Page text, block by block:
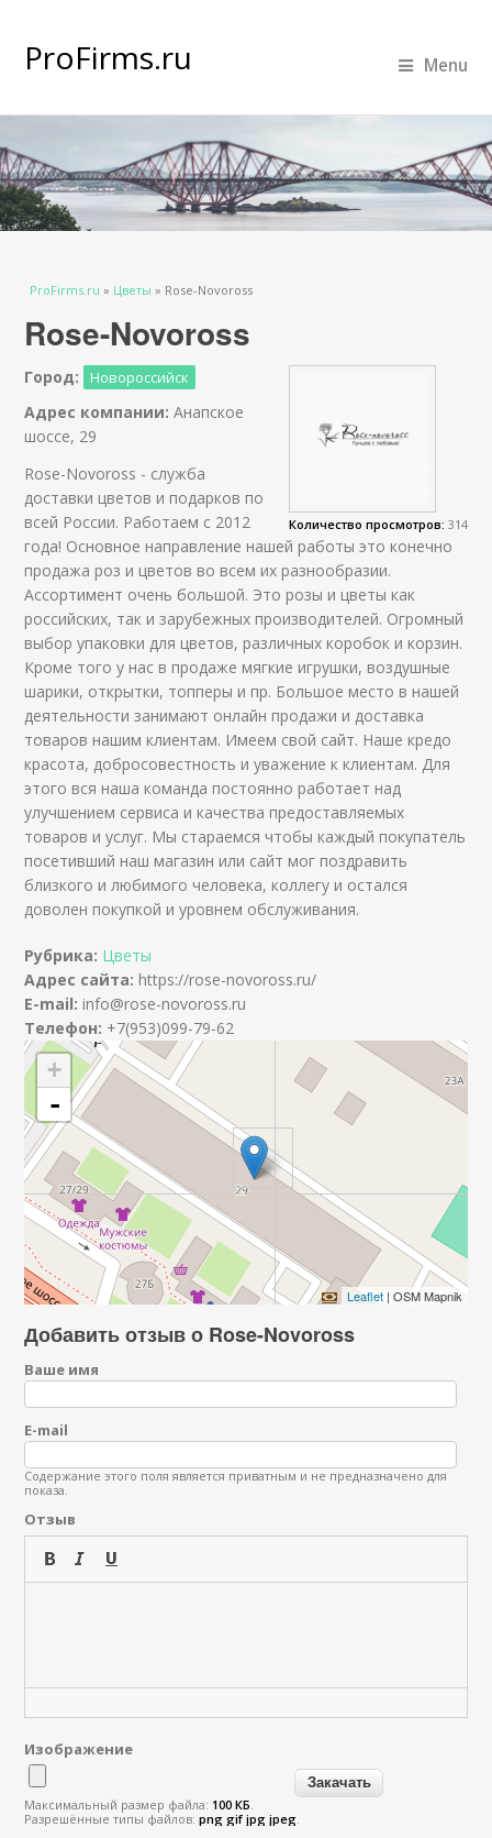
ProFirms.ru Menu
Вы здесь
ProFirms.ru » Цветы » Rose-Novoross
Rose-Novoross
Количество просмотров: 314
Город: Новороссийск
Адрес компании:Анапское
шоссе, 29
Rose-Novoross - служба
доставки цветов и подарков по
всей России. Работаем с 2012
года! Основное направление нашей работы это конечно
продажа роз и цветов во всем их разнообразии.
Ассортимент очень большой. Это розы и цветы как
российских, так и зарубежных производителей. Огромный
выбор упаковки для цветов, различных коробок и корзин.
Кроме того у нас в продаже мягкие игрушки, воздушные
шарики, открытки, топперы и пр. Большое место в нашей
деятельности занимают онлайн продажи и доставка
товаров нашим клиентам. Имеем свой сайт. Наше кредо
красота, добросовестность и уважение к клиентам. Для
этого вся наша команда постоянно работает над
улучшением сервиса и качества предоставляемых
товаров и услуг. Мы стараемся чтобы каждый покупатель
посетивший наш магазин или сайт мог поздравить
близкого и любимого человека, коллегу и остался
доволен покупкой и уровнем обслуживания.
Рубрика: Цветы
Адрес сайта: https://rose-novoross.ru/
E-mail: info@rose-novoross.ru
Телефон: +7(953)099-79-62
+
-
Leaflet| OSM Mapnik
Добавить отзыв о Rose-Novoross
Ваше имя
E-mail
Содержание этого поля является приватным и не предназначено для
показа.
Отзыв
Изображение
Максимальный размер файла:100 КБ.
Разрешённые типы файлов:png gif jpg jpeg.